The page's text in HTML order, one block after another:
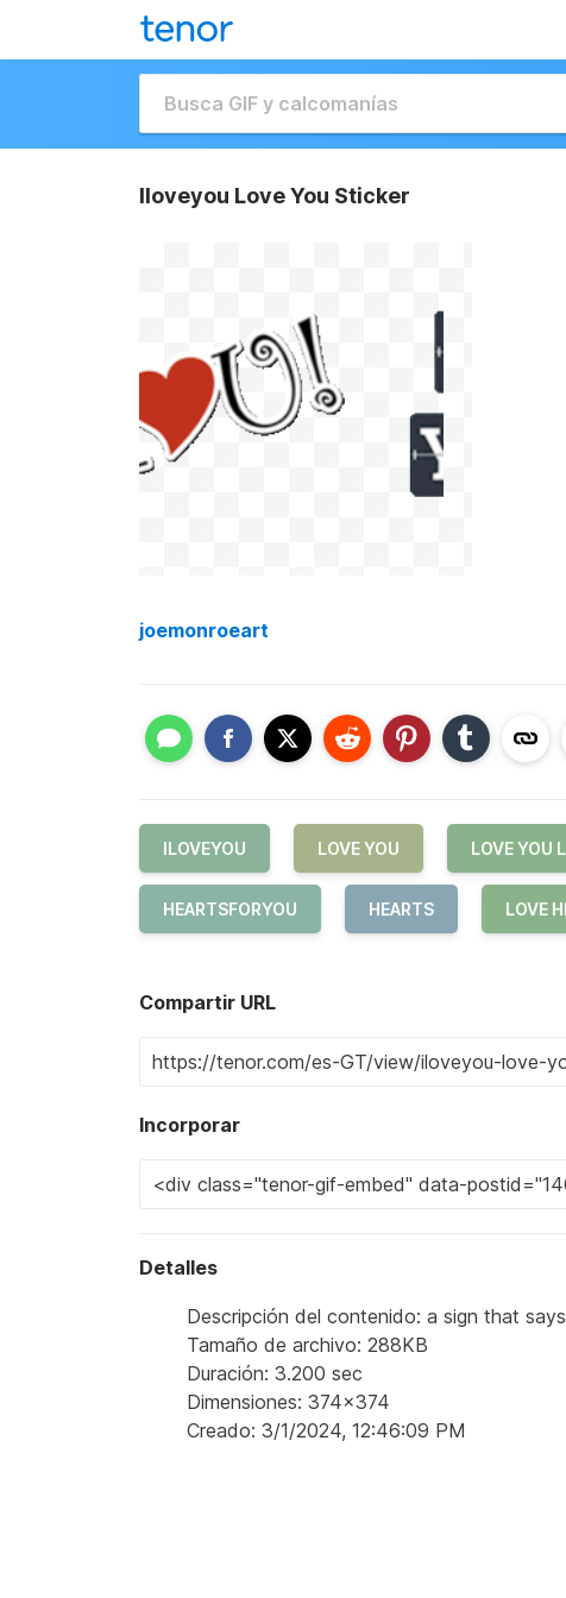
Iloveyou Love You Sticker
joemonroeart
ILOVEYOU LOVE YOU LOVE YOU
HEARTSFORYOU HEARTS LOVE
Compartir URL
Incorporar
Detalles
Descripción del contenido: a sign that
Tamaño de archivo: 288KB
Duración: 3.200 sec
Dimensiones: 374x374
Creado: 3/1/2024, 12:46:09 PM